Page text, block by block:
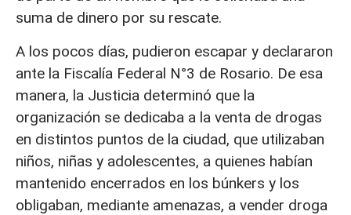
suma de dinero por su rescate.
A los pocos días, pudieron escapar y declararon
ante la Fiscalía Federal N°3 de Rosario. De esa
manera, la Justicia determinó que la
organización se dedicaba a la venta de drogas
en distintos puntos de la ciudad, que utilizaban
niños, niñas y adolescentes, a quienes habían
mantenido encerrados en los búnkers y los
obligaban, mediante amenazas, a vender droga